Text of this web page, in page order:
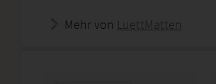
Mehr von LuettMatten